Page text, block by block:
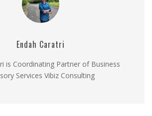
Endah Caratri
is Coordinating Partner of Business
Services Vibiz Consulting